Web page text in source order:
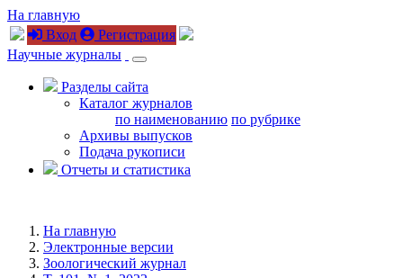
На главную
Вход
Регистрация
Научные журналы
Разделы сайта
Каталог журналов
по наименованию по рубрике
Архивы выпусков
Подача рукописи
Отчеты и статистика
На главную
Электронные версии
Зоологический журнал